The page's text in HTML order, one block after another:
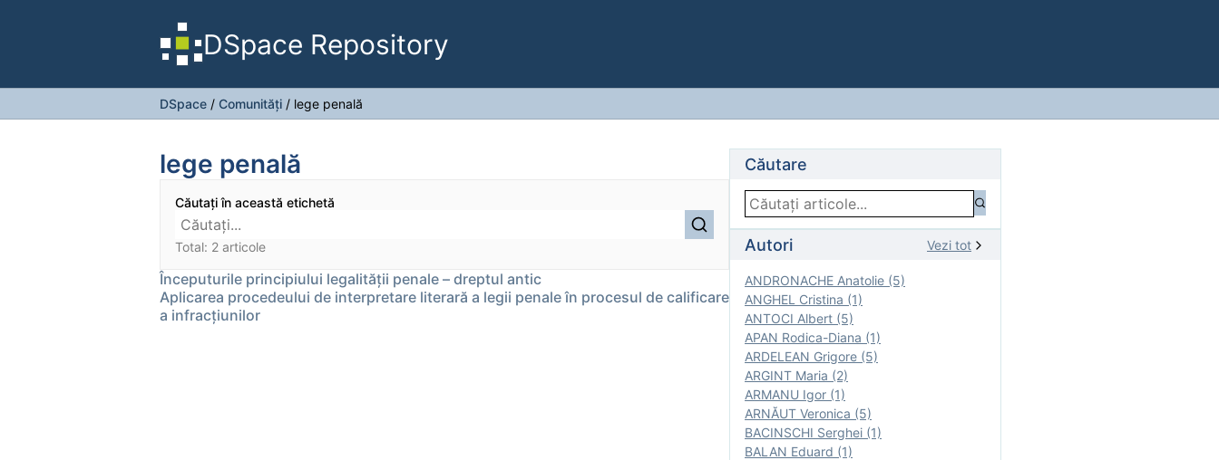
DSpace Repository
DSpace / Comunități / lege penală
lege penală
Căutați în această etichetă
Total: 2 articole
Începuturile principiului legalității penale – dreptul antic
Aplicarea procedeului de interpretare literară a legii penale în procesul de calificare
a infracţiunilor
Căutare
Autori Vezi tot
ANDRONACHE Anatolie (5)
ANGHEL Cristina (1)
ANTOCI Albert (5)
APAN Rodica-Diana (1)
ARDELEAN Grigore (5)
ARGINT Maria (2)
ARMANU Igor (1)
ARNĂUT Veronica (5)
BACINSCHI Serghei (1)
BALAN Eduard (1)